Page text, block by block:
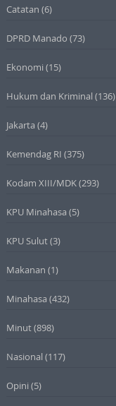
Catatan (6)
DPRD Manado (73)
Ekonomi (15)
Hukum dan Kriminal (136)
Jakarta (4)
Kemendag RI (375)
Kodam XIII/MDK(293)
KPU Minahasa (5)
KPU Sulut(3)
Makanan (1)
Minahasa (432)
Minut(898)
Nasional (117)
Opini (5)